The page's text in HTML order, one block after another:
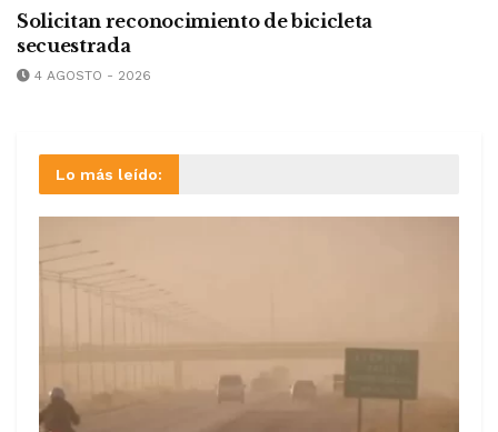
Solicitan reconocimiento de bicicleta
secuestrada
4 AGOSTO - 2026
Lo más leído: